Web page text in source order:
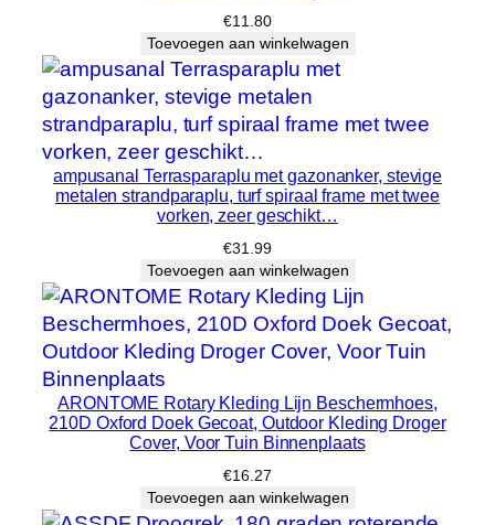
€11.80
Toevoegen aan winkelwagen
ampusanal Terrasparaplu met gazonanker, stevige
metalen strandparaplu, turf spiraal frame met twee
vorken, zeer geschikt…
€31.99
Toevoegen aan winkelwagen
ARONTOME Rotary Kleding Lijn Beschermhoes,
210D Oxford Doek Gecoat, Outdoor Kleding Droger
Cover, Voor Tuin Binnenplaats
€16.27
Toevoegen aan winkelwagen